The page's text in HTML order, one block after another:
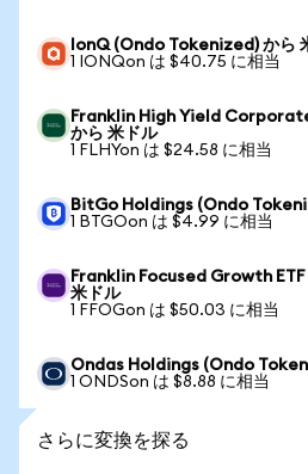
IonQ (Ondo Tokenized) から
1 IONQon は $40.75 に相当
Franklin High Yield
から 米ドル
1 FLHYon は $24.58 に相当
BitGo Holdings (Ondo
1 BTGOon は $4.99 に相当
Franklin Focused Growth
米ドル
1 FFOGon は $50.03 に相当
Ondas Holdings (Ondo
1 ONDSon は $8.88 に相当
さらに変換を探る